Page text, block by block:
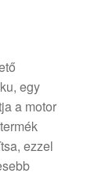
egy
a motor
ezzel